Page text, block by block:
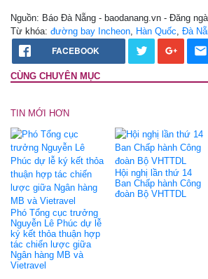
Nguồn: Báo Đà Nẵng - baodanang.vn - Đăng
Từ khóa: đường bay Incheon Hàn Quốc Đà
FACEBOOK
CÙNG CHUYÊN MỤC
TIN MỚI HƠN
Phó Tổng cục trưởng
Nguyễn Lê Phúc dự lễ
ký kết thỏa thuận hợp
tác chiến lược giữa
Ngân hàng MB và
Vietravel
Hội nghị lần thứ 14
Ban Chấp hành Công
đoàn Bộ VHTTDL